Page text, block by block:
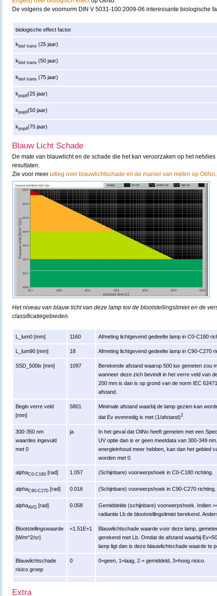
De volgens de voornorm DIN V 5031-100:2009-06 interessante biologische
biologische effect factor
kbiol trans (25 jaar)
kbiol trans (50 jaar)
kbiol trans (75 jaar)
kpupil(25 jaar)
kpupil(50 jaar)
kpupil(75 jaar)
Blauw Licht Schade
De mate van blauwlicht en de schade die het kan veroorzaken op het
resultaten.
Zie voor meer uitleg over blauwlichtschade en de manier van meten op OliNo.
Het niveau van blauw licht van deze lamp tov de blootstellingslimiet en de
classificatiegebieden.
L_lum0 [mm] 1160 Afmeting lichtgevend gedeelte lamp in C0-C180
L_lum90 [mm] 18 Afmeting lichtgevend gedeelte lamp in C90-C270
SSD_500lx [mm] 1097
Berekende afstand waarop 500 lux gemeten zou
wanneer deze zich bevindt in het verre veld van
200 mm is dan is op grond van de norm IEC
afstand.
Begin verre veld
[mm]
5801
Minimale afstand waarbij de lamp gezien kan
dat Ev evenredig is met (1/afstand)2
300-350 nm
waardes ingevuld
met 0
ja
In het geval dat OliNo heeft gemeten met een
UV optie dan is er geen meetdata van 300-349
energieinhoud meer hebben, kan dan het gebied
worden met 0.
alphaC0-C180 [rad] 1.057 (Schijnbare) voorwerpshoek in C0-C180 richting.
alphaC90-C270 [rad] 0.016 (Schijnbare) voorwerpshoek in C90-C270 richting.
alphaAVG [rad] 0.058
Gemiddelde (schijnbare) voorwerpshoek. Indien
radiantie Lb de blootstellingslimiet berekend.
Blootstellingswaarde
[W/m^2/sr]
<1.51E+1
Blauwlichtschade waarde voor deze lamp,
gerekend met Lb. Omdat de afstand waarbij
lamp ligt dan is deze blauwlichtschade waarde te
Blauwlichtschade
risico groep
0 0=geen, 1=laag, 2 = gemiddeld, 3=hoog risico.
Extra